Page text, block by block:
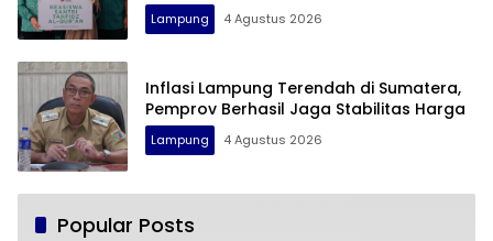
Lampung 4 Agustus 2026
Inflasi Lampung Terendah di Sumatera,
Pemprov Berhasil Jaga Stabilitas Harga
Lampung 4 Agustus 2026
Popular Posts